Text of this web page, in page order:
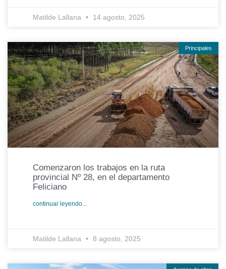
Matilde Lallana 14 agosto, 2025
Principales
Comenzaron los trabajos en la ruta
provincial Nº 28, en el departamento
Feliciano
continuar leyendo...
Matilde Lallana 8 agosto, 2025